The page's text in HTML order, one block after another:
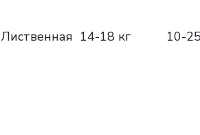
Лиственная 14-18 кг 10-